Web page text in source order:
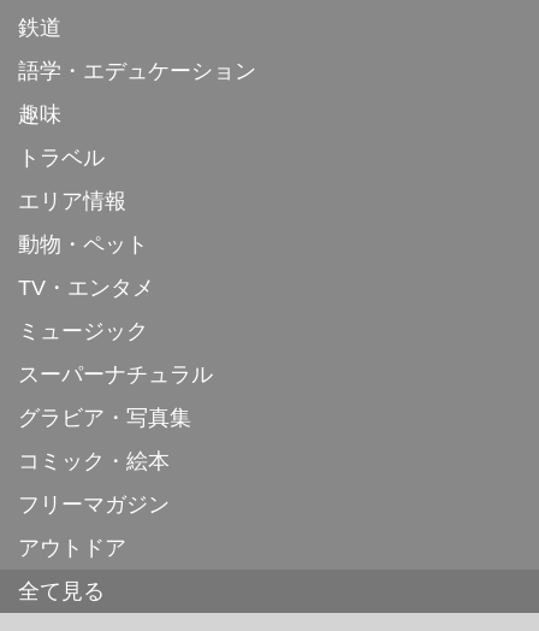
鉄道
語学・エデュケーション
趣味
トラベル
エリア情報
動物・ペット
TV・エンタメ
ミュージック
スーパーナチュラル
グラビア・写真集
コミック・絵本
フリーマガジン
アウトドア
全て見る